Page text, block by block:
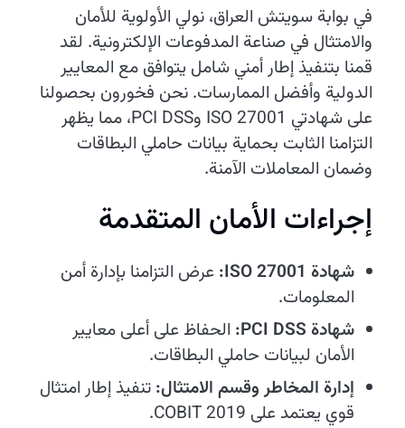
في بوابة سويتش العراق، نولي الأولوية للأمان
والامتثال في صناعة المدفوعات الإلكترونية. لقد
قمنا بتنفيذ إطار أمني شامل يتوافق مع المعايير
الدولية وأفضل الممارسات. نحن فخورون بحصولنا
على شهادتي ISO 27001 وPCI DSS، مما يظهر
التزامنا الثابت بحماية بيانات حاملي البطاقات
وضمان المعاملات الآمنة.
إجراءات الأمان المتقدمة
شهادة ISO 27001:
عرض التزامنا بإدارة أمن
المعلومات.
شهادة PCI DSS:
الحفاظ على أعلى معايير
الأمان لبيانات حاملي البطاقات.
إدارة المخاطر وقسم الامتثال: تنفيذ إطار امتثال
قوي يعتمد على COBIT 2019.